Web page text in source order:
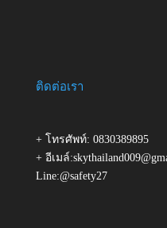
ติดต่อเรา
+ โทรศัพท์: 0830389895
+ อีเมล์
Line:@safety27